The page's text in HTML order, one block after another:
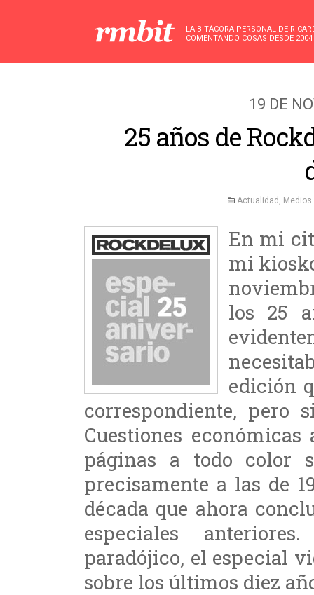
LA BITÁCORA PERSONAL DE
COMENTANDO COSAS DESDE 2004
19 DE
25 años de
Actualidad ,
En mi
mi
los 25
edición
correspondiente, pero
Cuestiones
páginas a todo color
precisamente a las de
década que ahora
especiales
paradójico, el especial
sobre los últimos diez